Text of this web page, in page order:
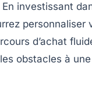
investissant
personnaliser
d’achat
obstacles à